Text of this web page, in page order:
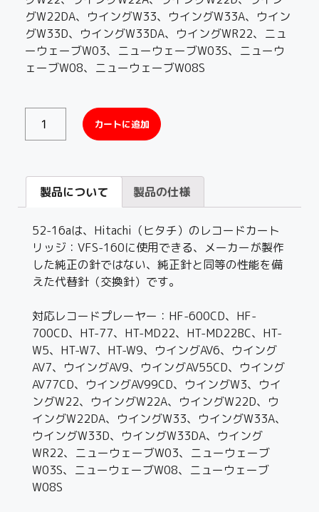
グW22DA、ウイングW33、ウイングW33A、ウイン
グW33D、ウイングW33DA、ウイングWR22、ニュ
ーウェーブW03、ニューウェーブW03S、ニューウ
ェーブW08、ニューウェーブW08S
カートに追加
製品について 製品の仕様
52-16aは、Hitachi（ヒタチ）のレコードカート
リッジ：VFS-160に使用できる、メーカーが製作
した純正の針ではない、純正針と同等の性能を備
えた代替針（交換針）です。
対応レコードプレーヤー：HF-600CD、HF-
700CD、HT-77、HT-MD22、HT-MD22BC、HT-
W5、HT-W7、HT-W9、ウイングAV6、ウイング
AV7、ウイングAV9、ウイングAV55CD、ウイング
AV77CD、ウイングAV99CD、ウイングW3、ウイ
ングW22、ウイングW22A、ウイングW22D、ウ
イングW22DA、ウイングW33、ウイングW33A、
ウイングW33D、ウイングW33DA、ウイング
WR22、ニューウェーブW03、ニューウェーブ
W03S、ニューウェーブW08、ニューウェーブ
W08S